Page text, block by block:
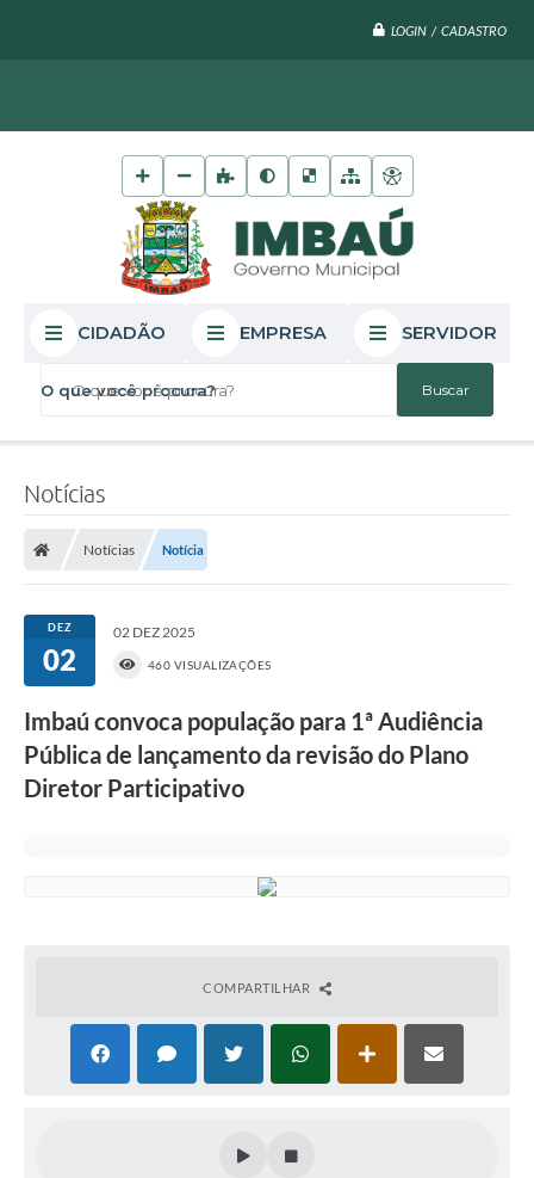
LOGIN / CADASTRO
O que você procura?
CIDADÃO EMPRESA SERVIDOR
Notícias
Notícias Notícia
DEZ
02
02 DEZ 2025
460 VISUALIZAÇÕES
Imbaú convoca população para 1ª Audiência
Pública de lançamento da revisão do Plano
Diretor Participativo
COMPARTILHAR